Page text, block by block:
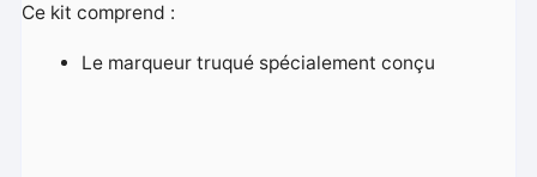
Ce kit comprend :
Le marqueur truqué spécialement conçu